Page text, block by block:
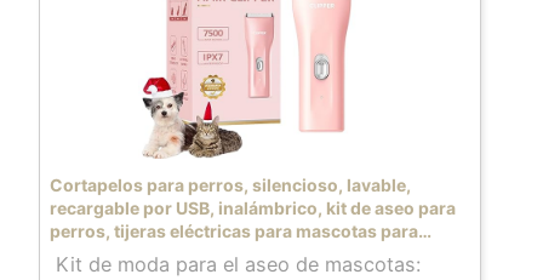
la batería recargable y potente integrada
de iones de litio del cortapelos para
mascotas, puede funcionar 90 minutos de
funcionamiento inalámbrico después de 3
horas completamente cargada, puede
casa funcionando continuamente, no más
preocupaciones por el apagado cuando
trabajas.
Cortapelos para perros, silencioso, lavable,
recargable por USB, inalámbrico, kit de aseo para
perros, tijeras eléctricas para mascotas para
perros y gatos
Kit de moda para el aseo de mascotas: